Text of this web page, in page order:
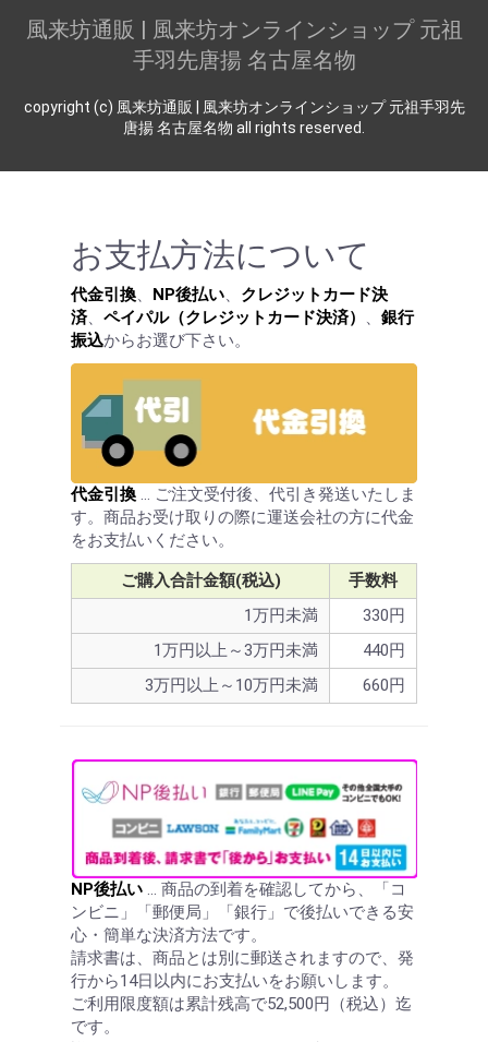
風来坊通販 | 風来坊オンラインショップ 元祖
手羽先唐揚 名古屋名物
copyright (c) 風来坊通販 | 風来坊オンラインショップ 元祖手羽先
唐揚 名古屋名物 all rights reserved.
お支払方法について
代金引換、 NP後払い、 クレジットカード決
済、 ペイパル（クレジットカード決済） 、 銀行
振込からお選び下さい。
代金引換 … ご注文受付後、代引き発送いたしま
す。商品お受け取りの際に運送会社の方に代金
をお支払いください。
ご購入合計金額(税込)
手数料
1万円未満
330円
1万円以上～3万円未満
440円
3万円以上～10万円未満
660円
NP後払い … 商品の到着を確認してから、「コ
ンビニ」「郵便局」「銀行」で後払いできる安
心・簡単な決済方法です。
請求書は、商品とは別に郵送されますので、発
行から14日以内にお支払いをお願いします。
ご利用限度額は累計残高で52,500円（税込）迄
です。